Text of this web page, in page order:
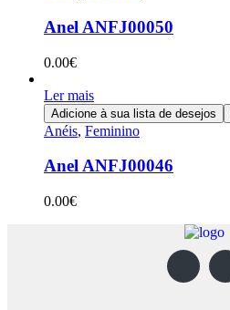
Anel ANFJ00050
0.00€
Ler mais
Adicione à sua lista de desejos
Anéis, Feminino
Anel ANFJ00046
0.00€